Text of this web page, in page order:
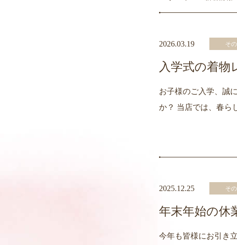
そ
2026.03.19
入学式の着物
お子様のご入学、誠
か？ 当店では、春ら
そ
2025.12.25
年末年始の休
今年も皆様にお引き